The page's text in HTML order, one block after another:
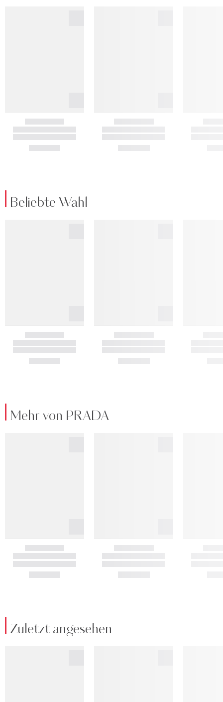
Beliebte Wahl
Mehr von PRADA
Zuletzt angesehen